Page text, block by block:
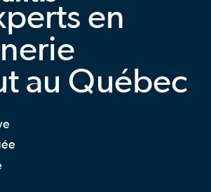
en
au Québec